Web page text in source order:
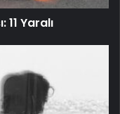
Yaralı